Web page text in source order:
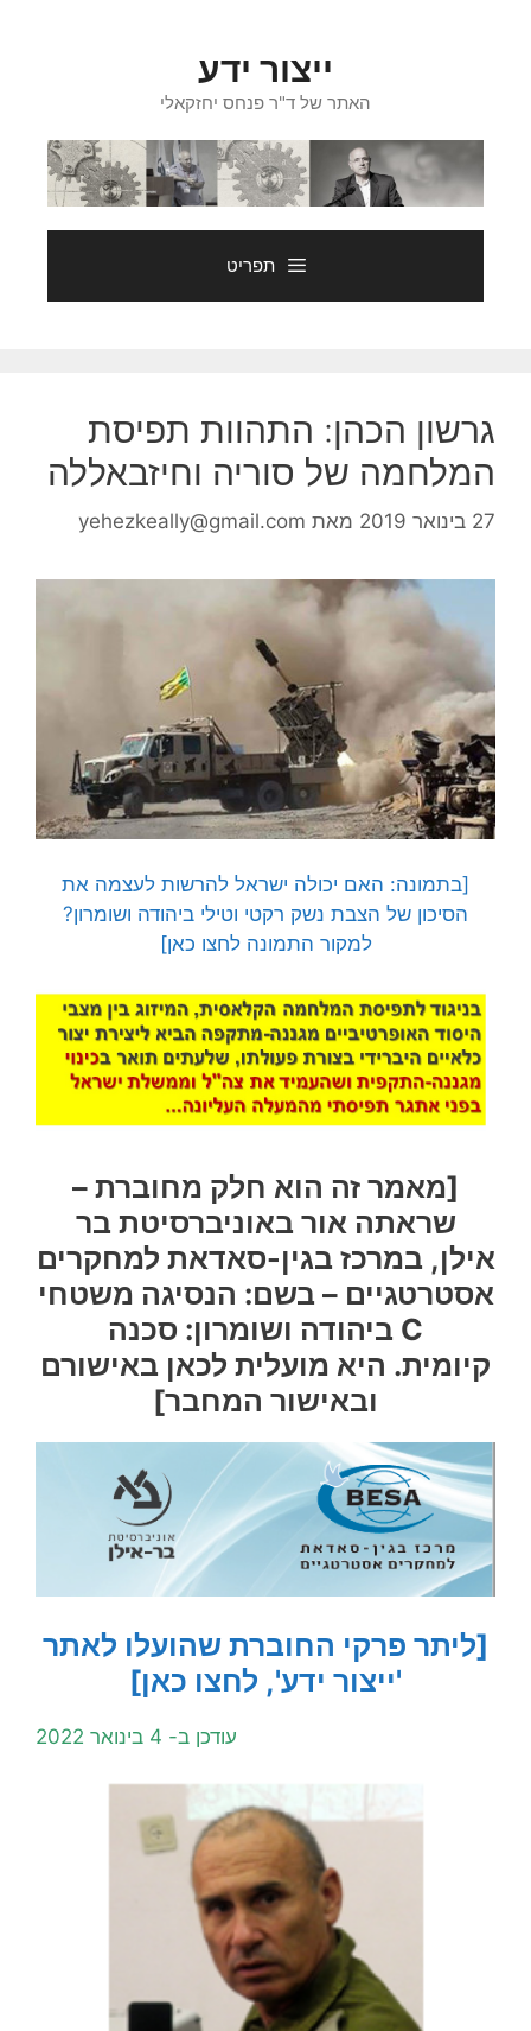
ייצור ידע
האתר של ד"ר פנחס יחזקאלי
תפריט
גרשון הכהן: התהוות תפיסת
המלחמה של סוריה וחיזבאללה
27 בינואר 2019 מאת yehezkeally@gmail.com
[בתמונה: האם יכולה ישראל להרשות לעצמה את
הסיכון של הצבת נשק רקטי וטילי ביהודה ושומרון?
למקור התמונה לחצו כאן]
[מאמר זה הוא חלק מחוברת –
שראתה אור באוניברסיטת בר
אילן,במרכז בגין-סאדאת למחקרים
אסטרטגיים – בשם: הנסיגה משטחי
C ביהודה ושומרון: סכנה
קיומית. היא מועלית לכאן באישורם
ובאישור המחבר]
[ליתר פרקי החוברת שהועלו לאתר
'ייצור ידע', לחצו כאן]
עודכן ב- 4 בינואר 2022